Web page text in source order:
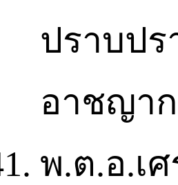
ปราบปร
อาชญา
พ.ต.อ.เ